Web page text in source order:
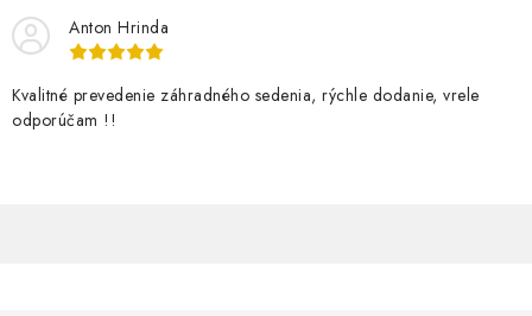
s
Anton Hrinda
Kvalitné prevedenie záhradného sedenia, rýchle dodanie, vrele
odporúčam !!